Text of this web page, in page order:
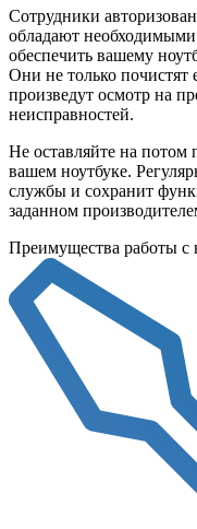
Сотрудники
обладают
обеспечить вашему
Они не только почистят
произведут осмотр на
неисправностей.
Не оставляйте на потом
вашем ноутбуке.
службы и сохранит
заданном
Преимущества работы с